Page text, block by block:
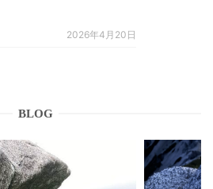
2026年4月20日
BLOG